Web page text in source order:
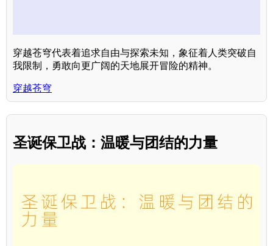
穿越苍穹代表着追求自由与探索未知，象征着人类突破自
我限制，勇敢向更广阔的天地展开冒险的精神。
穿越苍穹
圣诞保卫战：温暖与团结的力量